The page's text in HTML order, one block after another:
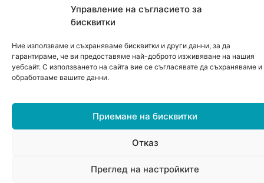
Управление на съгласието за
бисквитки
Ние използваме и съхраняваме бисквитки и други данни, за да
гарантираме, че ви предоставяме най-доброто изживяване на нашия
уебсайт. С използването на сайта вие се съгласявате да съхраняваме и
обработваме вашите данни.
Приемане на бисквитки
Отказ
Преглед на настройките